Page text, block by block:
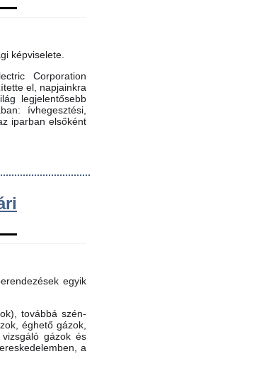
képviselete.
Corporation
el, napjainkra
legjelentősebb
ívhegesztési,
iparban elsőként
egyik
továbbá szén-
éghető gázok,
vizsgáló gázok és
a